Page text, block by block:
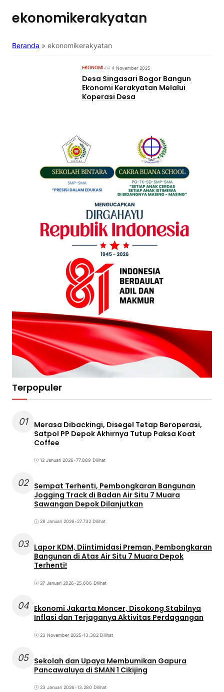
ekonomikerakyatan
Beranda » ekonomikerakyatan
EKONOMI• 4 November 2025
Desa Singasari Bogor Bangun
Ekonomi Kerakyatan Melalui
Koperasi Desa
Terpopuler
01
Merasa Dibackingi, Disegel Tetap Beroperasi,
Satpol PP Depok Akhirnya Tutup Paksa Koat
Coffee
12 Januari 2026•77.889 Dilihat
02 Sempat Terhenti, Pembongkaran Bangunan
Jogging Track di Badan Air Situ 7 Muara
Sawangan Depok Dilanjutkan
28 Januari 2026•27.732 Dilihat
03 Lapor KDM, Diintimidasi Preman, Pembongkaran
Bangunan di Atas Air Situ 7 Muara Depok
Terhenti!
27 Januari 2026•25.686 Dilihat
04 Ekonomi Jakarta Moncer, Disokong Stabilnya
Inflasi dan Terjaganya Aktivitas Perdagangan
23 November 2025•13.382 Dilihat
05 Sekolah dan Upaya Membumikan Gapura
Pancawaluya di SMAN 1 Cikijing
23 Januari 2026•13.280 Dilihat